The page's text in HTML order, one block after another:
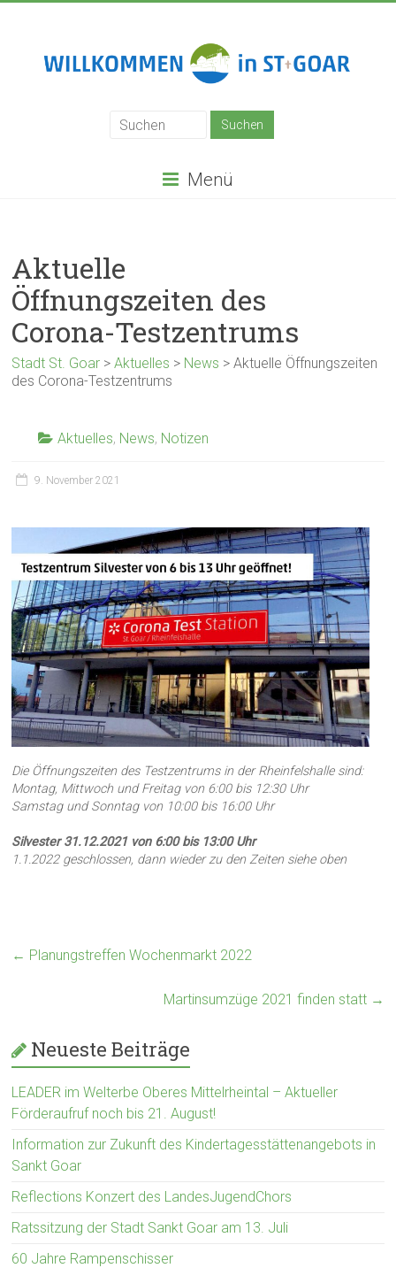
Menü
Aktuelle
Öffnungszeiten des
Corona-Testzentrums
Stadt St. Goar >Aktuelles > News >Aktuelle Öffnungszeiten
des Corona-Testzentrums
Aktuelles, News, Notizen
9. November 2021
Die Öffnungszeiten des Testzentrums in der Rheinfelshalle sind:
Montag, Mittwoch und Freitag von 6:00 bis 12:30 Uhr
Samstag und Sonntag von 10:00 bis 16:00 Uhr
Silvester 31.12.2021 von 6:00 bis 13:00 Uhr
1.1.2022 geschlossen, dann wieder zu den Zeiten siehe oben
← Planungstreffen Wochenmarkt 2022
Martinsumzüge 2021 finden statt →
Neueste Beiträge
LEADER im Welterbe Oberes Mittelrheintal – Aktueller
Förderaufruf noch bis 21. August!
Information zur Zukunft des Kindertagesstättenangebots in
Sankt Goar
Reflections Konzert des LandesJugendChors
Ratssitzung der Stadt Sankt Goar am 13. Juli
60 Jahre Rampenschisser